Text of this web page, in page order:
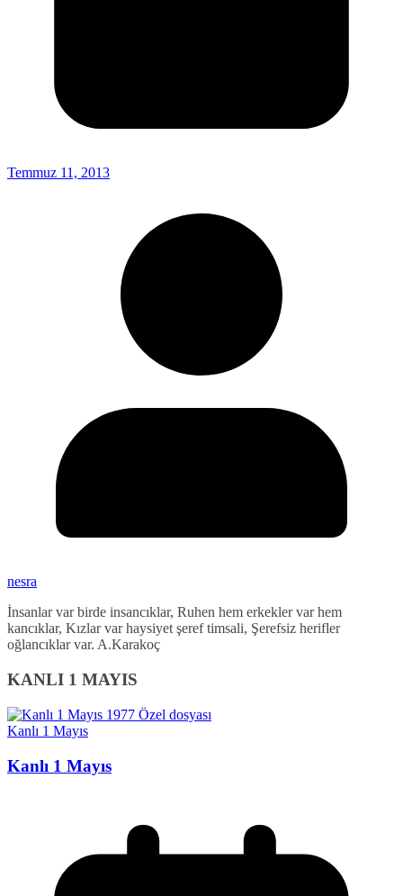
Temmuz 11, 2013
nesra
İnsanlar var birde insancıklar, Ruhen hem erkekler var hem
kancıklar, Kızlar var haysiyet şeref timsali, Şerefsiz herifler
oğlancıklar var. A.Karakoç
KANLI 1 MAYIS
Kanlı 1 Mayıs
Kanlı 1 Mayıs